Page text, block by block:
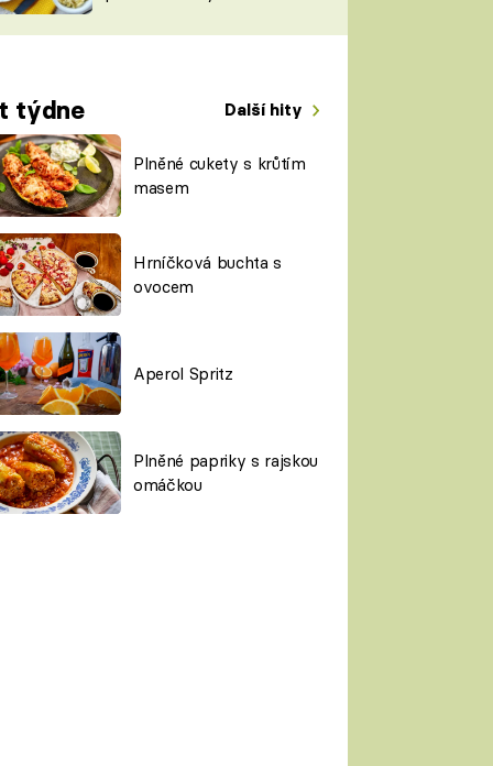
týdne Další hity
Plněné cukety s krůtím
masem
Hrníčková buchta s
ovocem
Aperol Spritz
Plněné papriky s rajskou
omáčkou